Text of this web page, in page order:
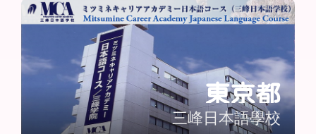
東京都
三峰日本語學校